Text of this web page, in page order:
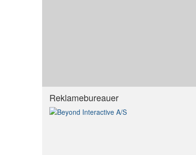
Reklamebureauer